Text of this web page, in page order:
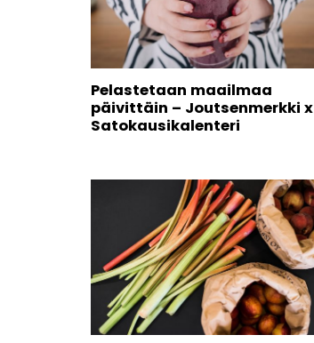
Pelastetaan maailmaa
päivittäin – Joutsenmerkki x
Satokausikalenteri